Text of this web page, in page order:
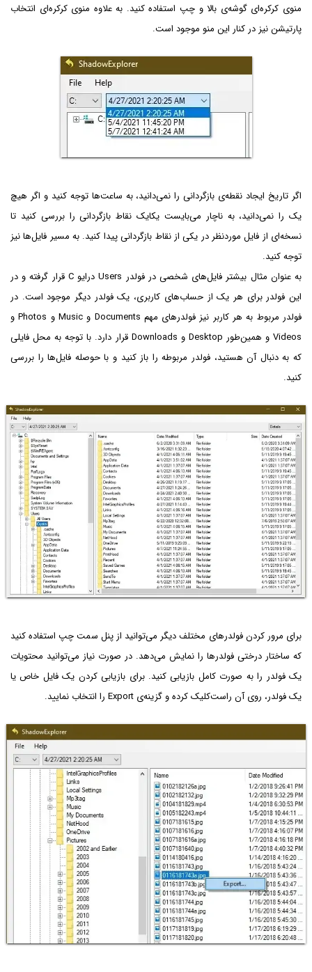
منوی کرکره‌ای گوشه‌ی بالا و چپ استفاده کنید. به علاوه منوی کرکره‌ای انتخاب
پارتیشن نیز در کنار این منو موجود است.
اگر تاریخ ایجاد نقطه‌ی بازگردانی را نمی‌دانید، به ساعت‌ها توجه کنید و اگر هیچ
یک را نمی‌دانید، به ناچار می‌بایست یکایک نقاط بازگردانی را بررسی کنید تا
نسخه‌ای از فایل موردنظر در یکی از نقاط بازگردانی پیدا کنید. به مسیر فایل‌ها نیز
توجه کنید.
به عنوان مثال بیشتر فایل‌های شخصی در فولدر Users درایو C قرار گرفته و در
این فولدر برای هر یک از حساب‌های کاربری، یک فولدر دیگر موجود است. در
فولدر مربوط به هر کاربر نیز فولدرهای مهم Documents و Music و Photos و
Videos و همین‌طور Desktop و Downloads قرار دارد. با توجه به محل فایلی
که به دنبال آن هستید، فولدر مربوطه را باز کنید و با حوصله فایل‌ها را بررسی
کنید.
برای مرور کردن فولدرهای مختلف دیگر می‌توانید از پنل سمت چپ استفاده کنید
که ساختار درختی فولدرها را نمایش می‌دهد. در صورت نیاز می‌توانید محتویات
یک فولدر را به صورت کامل بازیابی کنید. برای بازیابی کردن یک فایل خاص یا
یک فولدر، روی آن راست‌کلیک کرده و گزینه‌ی Export را انتخاب نمایید.